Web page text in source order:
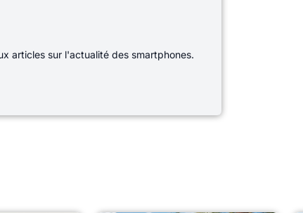
articles sur l'actualité des smartphones.